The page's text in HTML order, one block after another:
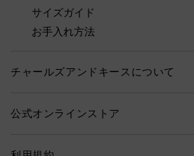
サイズガイド
お手入れ方法
チャールズアンドキースについて
公式オンラインストア